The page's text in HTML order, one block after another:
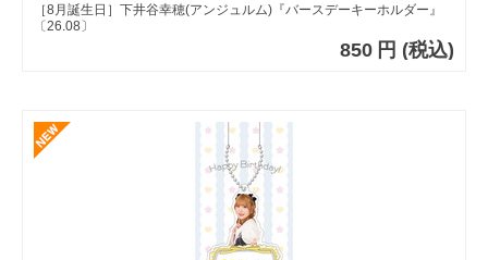
［8月誕生日］下井谷幸穂(アンジュルム)『バースデーキーホルダー』
〔26.08〕
850 円 (税込)